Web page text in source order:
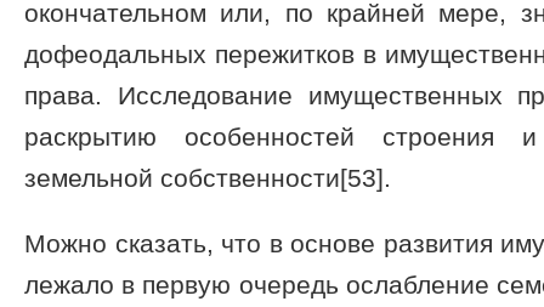
окончательном или, по крайней мере,
дофеодальных пережитков в
права. Исследование имущественных
раскрытию особенностей строения
земельной собственности[53].
Можно сказать, что в основе развития
лежало в первую очередь ослабление